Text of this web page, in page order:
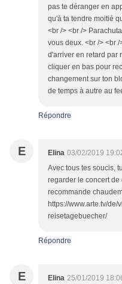
pas te déranger en
qu'à ta tendre moitié
<br /> <br />
vous deux. <br /> <br
d'arriver en retard par
cliquer en bas pour
changement sur ton
de temps à autre au
Répondre
E Elina 03/02/2019
Avec tous tes soucis,
regarder le concert de
recommande
https://www.arte.tv/
reisetagebuecher/
Répondre
E Elina 25/01/2019